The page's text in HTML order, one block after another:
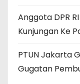
Anggota DPR
Kunjungan Ke
PTUN Jakarta
Gugatan